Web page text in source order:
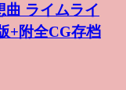
曲 ライムライ
+附全CG存档